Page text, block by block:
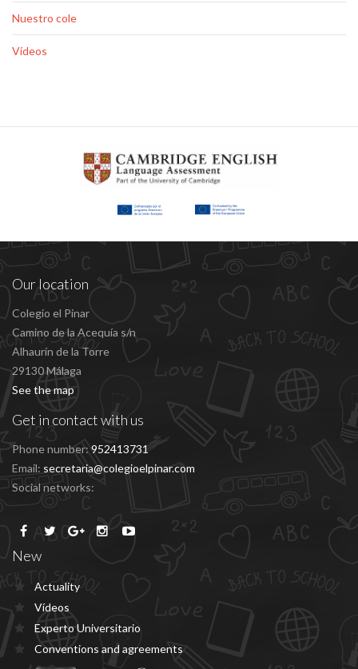
Nuestro cole
Vídeos
Our location
Colegio el Pinar
Camino de la Acequía s/n
Alhaurín de la Torre
29130 Málaga
See the map
Get in contact with us
Phone number: 952413731
Email: secretaria@colegioelpinar.com
Social networks:
New
Actuality
Vídeos
Experto Universitario
Conventions and agreements